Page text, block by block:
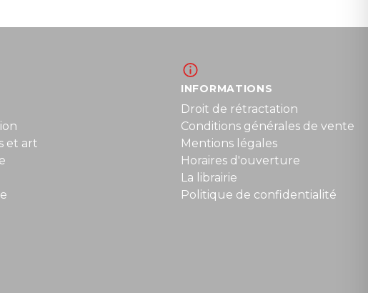
et art
INFORMATIONS
Droit de rétractation
Conditions générales de vente
Mentions légales
Horaires d'ouverture
La librairie
Politique de confidentialité